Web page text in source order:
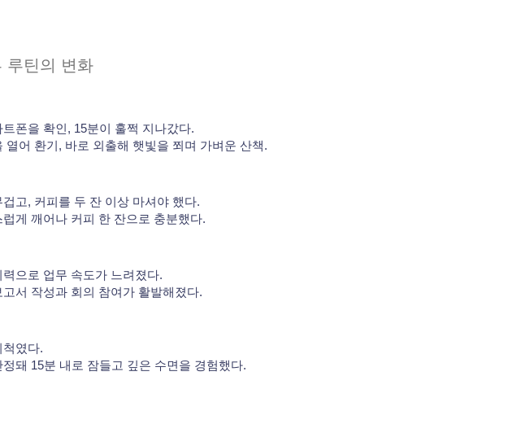
루틴의 변화
폰을 확인, 15분이 훌쩍 지나갔다.
열어 환기, 바로 외출해 햇빛을 쬐며 가벼운 산책.
고, 커피를 두 잔 이상 마셔야 했다.
게 깨어나 커피 한 잔으로 충분했다.
으로 업무 속도가 느려졌다.
서 작성과 회의 참여가 활발해졌다.
였다.
돼 15분 내로 잠들고 깊은 수면을 경험했다.